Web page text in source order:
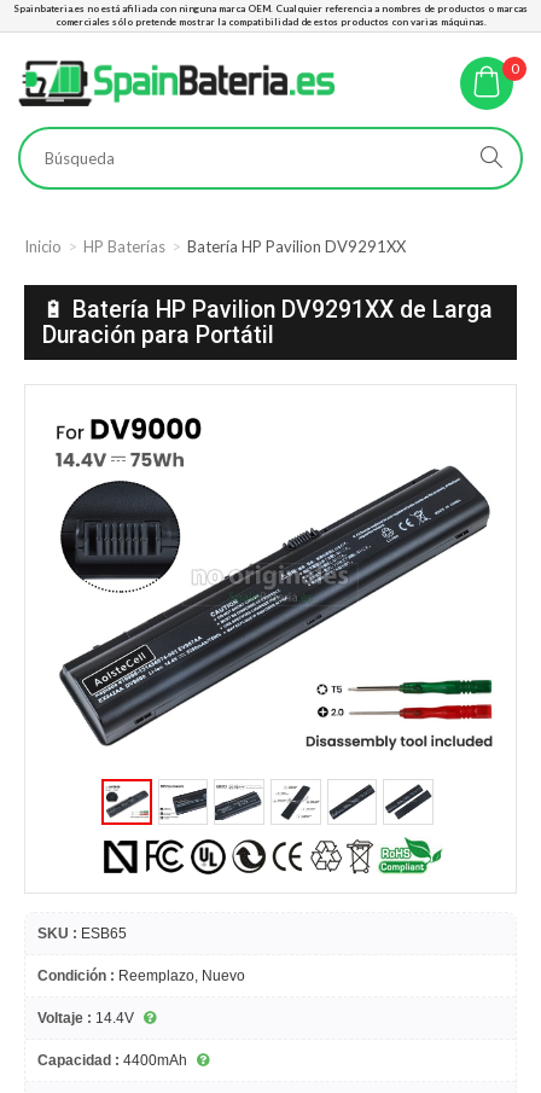
Spainbateria.es no está afiliada con ninguna marca OEM. Cualquier referencia a nombres de productos o marcas
comerciales sólo pretende mostrar la compatibilidad de estos productos con varias máquinas.
0
Inicio HP Baterías Batería HP Pavilion DV9291XX
🔋 Batería HP Pavilion DV9291XX de Larga
Duración para Portátil
SKU : ESB65
Condición : Reemplazo, Nuevo
Voltaje : 14.4V
Capacidad : 4400mAh